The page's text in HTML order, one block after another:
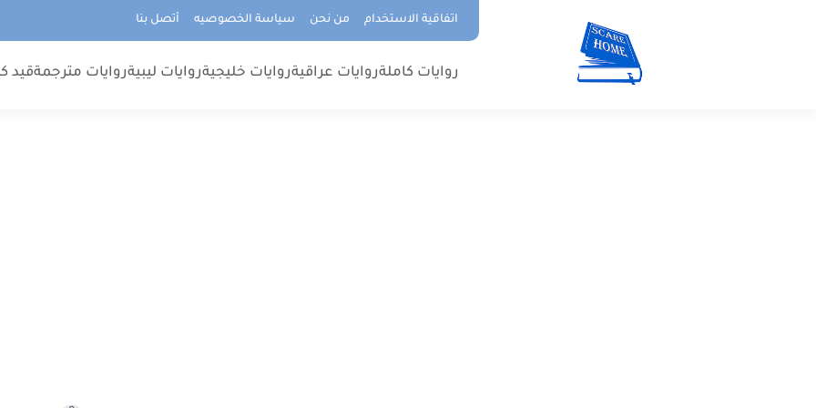
اتفاقية الاستخدام من نحن سياسة الخصوصيه أتصل بنا
روايات كاملةروايات عراقيةروايات خليجيةروايات ليبيةروايات مترجمةقيد